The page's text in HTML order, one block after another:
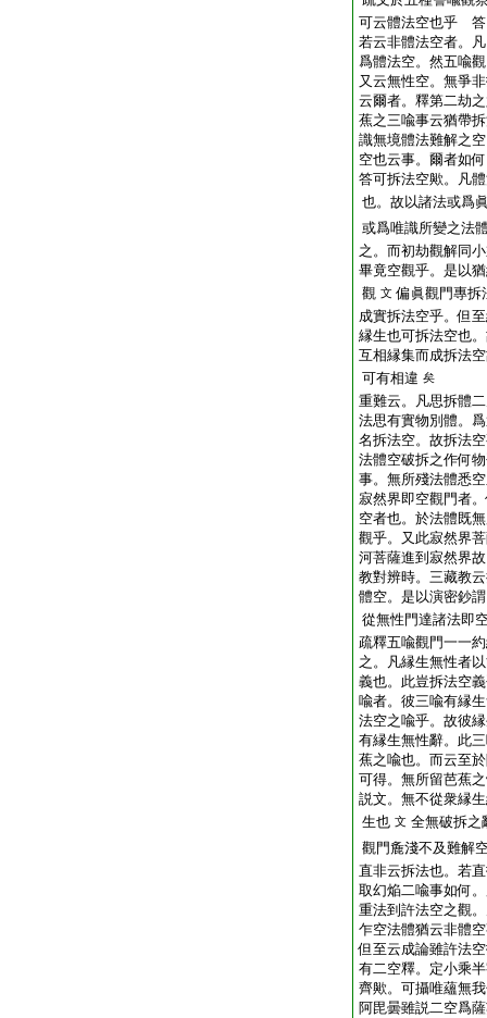
可云體法空也乎
若云非體法空者。
爲體法空。然五喩
又云無性空。無爭
云爾者。釋第二劫
蕉之三喩事云猶帶
識無境體法難解之
空也云事。爾者如何
答可拆法空歟。凡
也。故以諸法或爲
或爲唯識所變之法
之。而初劫觀解同
畢竟空觀乎。是以
觀 文 偏眞觀門專拆
成實拆法空乎。但
縁生也可拆法空也
互相縁集而成拆法
可有相違 矣
重難云。凡思拆體
法思有實物別體。
名拆法空。故拆法
法體空破拆之作何
事。無所殘法體悉
寂然界即空觀門者
空者也。於法體既
觀乎。又此寂然界
河菩薩進到寂然界
教對辨時。三藏教
體空。是以演密鈔
從無性門達諸法即
疏釋五喩觀門一一
之。凡縁生無性者
義也。此豈拆法空
喩者。彼三喩有縁
法空之喩乎。故彼
有縁生無性辭。此
蕉之喩也。而云至
可得。無所留芭蕉
説文。無不從衆縁
生也 文 全無破拆之
觀門麁淺不及難解
直非云拆法也。若
取幻焔二喩事如何
重法到許法空之觀
乍空法體猶云非體
但至云成論雖許法
有二空釋。定小乘
齊歟。可攝唯蘊無
阿毘曇雖説二空爲